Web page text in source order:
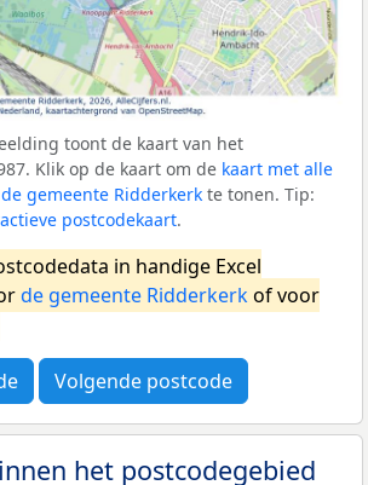
toont de kaart van het
Klik op de kaart om de kaart met alle
gemeente Ridderkerk te tonen. Tip:
postcodekaart.
in handige Excel
de gemeente Ridderkerkof voor
Volgende postcode
het postcodegebied